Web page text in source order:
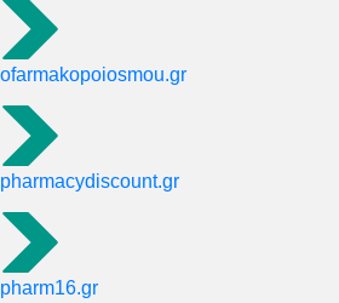
ofarmakopoiosmou.gr
pharmacydiscount.gr
pharm16.gr